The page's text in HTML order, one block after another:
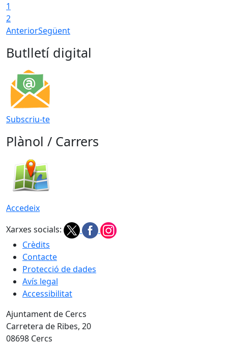
1
2
AnteriorSegüent
Butlletí digital
Subscriu-te
Plànol / Carrers
Accedeix
Xarxes socials:
Crèdits
Contacte
Protecció de dades
Avís legal
Accessibilitat
Ajuntament de Cercs
Carretera de Ribes, 20
08698 Cercs